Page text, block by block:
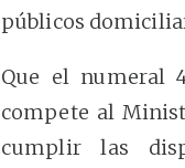
públicos
Que el numeral
compete al
cumplir las